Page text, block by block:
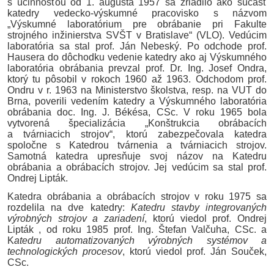
s účinnosťou od 1. augusta 1957 sa zriadilo ako súčasť
katedry vedecko-výskumné pracovisko s názvom
„Výskumné laboratórium pre obrábanie pri Fakulte
strojného inžinierstva SVŠT v Bratislave“ (VLO). Vedúcim
laboratória sa stal prof. Ján Nebeský. Po odchode prof.
Hausera do dôchodku vedenie katedry ako aj Výskumného
laboratória obrábania prevzal prof. Dr. Ing.Josef Ondra,
ktorý tu pôsobil v rokoch 1960 až 1963. Odchodom prof.
Ondru v r. 1963 na Ministerstvo školstva, resp. na VUT do
Brna, poverili vedením katedry a Výskumného laboratória
obrábania doc. Ing. J. Békésa, CSc. V roku 1965 bola
vytvorená špecializácia „Konštrukcia obrábacích
a tvárniacich strojov“, ktorú zabezpečovala katedra
spoločne s Katedrou tvárnenia a tvárniacich strojov.
Samotná katedra upresňuje svoj názov na Katedru
obrábania a obrábacích strojov. Jej vedúcim sa stal prof.
Ondrej Lipták.
Katedra obrábania a obrábacích strojov v roku 1975 sa
rozdelila na dve katedry: Katedru stavby integrovaných
výrobných strojov a zariadení, ktorú viedol prof. Ondrej
Lipták , od roku 1985 prof. Ing. ŠtefanValčuha, CSc. a
Katedru automatizovaných výrobných systémov a
technologických procesov, ktorú viedol prof. Ján Souček,
CSc.